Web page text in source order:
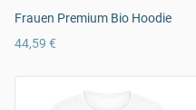
Frauen Premium Bio Hoodie
44,59 €